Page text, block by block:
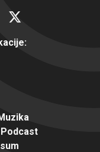
Podcast